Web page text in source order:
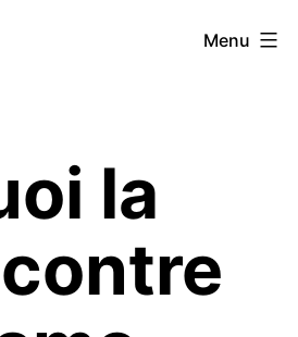
Menu
la